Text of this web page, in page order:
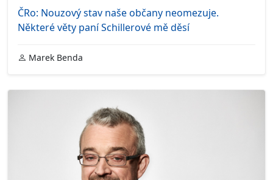
ČRo: Nouzový stav naše občany neomezuje.
Některé věty paní Schillerové mě děsí
Marek Benda